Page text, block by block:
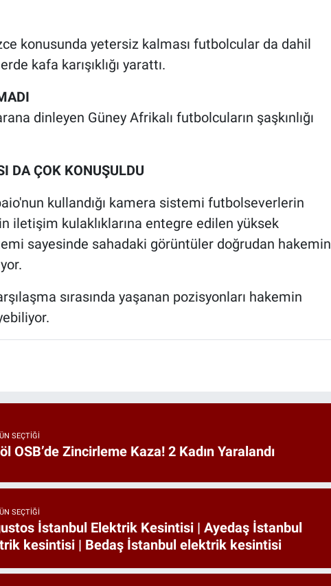
konusunda yetersiz kalması futbolcular da dahil
kafa karışıklığı yarattı.
dinleyen Güney Afrikalı futbolcuların şaşkınlığı
DA ÇOK KONUŞULDU
kullandığı kamera sistemi futbolseverlerin
iletişim kulaklıklarına entegre edilen yüksek
sayesinde sahadaki görüntüler doğrudan hakemin
sırasında yaşanan pozisyonları hakemin
SEÇTIĞI
OSB’de Zincirleme Kaza! 2 Kadın Yaralandı
SEÇTIĞI
İstanbul Elektrik Kesintisi | Ayedaş İstanbul
kesintisi | Bedaş İstanbul elektrik kesintisi